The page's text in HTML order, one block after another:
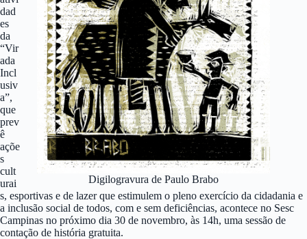
Digilogravura de Paulo Brabo
dad
es
da
“Vir
ada
Incl
usiv
a”,
que
prev
ê
açõe
s
cult
urai
s, esportivas e de lazer que estimulem o pleno exercício da cidadania e
a inclusão social de todos, com e sem deficiências, acontece no Sesc
Campinas no próximo dia 30 de novembro, às 14h, uma sessão de
contação de história gratuita.